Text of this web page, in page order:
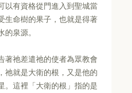
以有資格從門進入到聖城當
生命樹的果子，也就是得著
泉源。
著祂差遣祂的使者為眾教會
祂就是大衛的根，又是他的
。這裡「大衛的根」指的是